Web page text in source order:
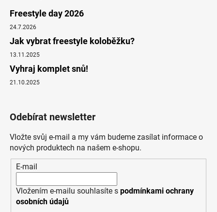
Freestyle day 2026
24.7.2026
Jak vybrat freestyle koloběžku?
13.11.2025
Vyhraj komplet snů!
21.10.2025
Odebírat newsletter
Vložte svůj e-mail a my vám budeme zasílat informace o
nových produktech na našem e-shopu.
E-mail
Vložením e-mailu souhlasíte s podmínkami ochrany
osobních údajů